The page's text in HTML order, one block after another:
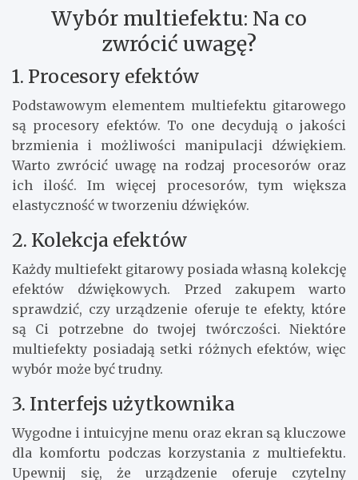
Wybór multiefektu: Na co
zwrócić uwagę?
1. Procesory efektów
Podstawowym elementem multiefektu gitarowego
są procesory efektów. To one decydują o jakości
brzmienia i możliwości manipulacji dźwiękiem.
Warto zwrócić uwagę na rodzaj procesorów oraz
ich ilość. Im więcej procesorów, tym większa
elastyczność w tworzeniu dźwięków.
2. Kolekcja efektów
Każdy multiefekt gitarowy posiada własną kolekcję
efektów dźwiękowych. Przed zakupem warto
sprawdzić, czy urządzenie oferuje te efekty, które
są Ci potrzebne do twojej twórczości. Niektóre
multiefekty posiadają setki różnych efektów, więc
wybór może być trudny.
3. Interfejs użytkownika
Wygodne i intuicyjne menu oraz ekran są kluczowe
dla komfortu podczas korzystania z multiefektu.
Upewnij się, że urządzenie oferuje czytelny